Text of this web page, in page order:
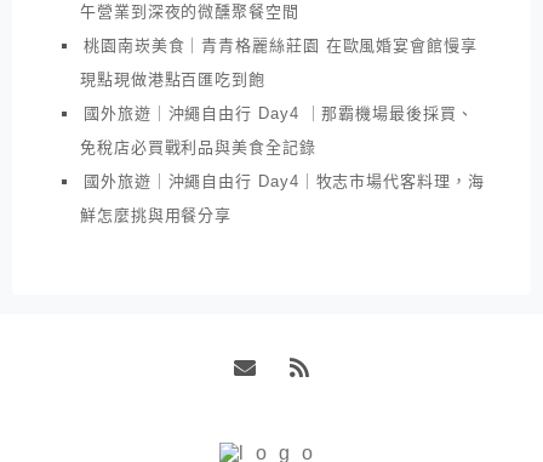
午營業到深夜的微醺聚餐空間
桃園南崁美食｜青青格麗絲莊園 在歐風婚宴會館慢享
現點現做港點百匯吃到飽
國外旅遊｜沖繩自由行 Day4 ｜那霸機場最後採買、
免稅店必買戰利品與美食全記錄
國外旅遊｜沖繩自由行 Day4｜牧志市場代客料理，海
鮮怎麼挑與用餐分享